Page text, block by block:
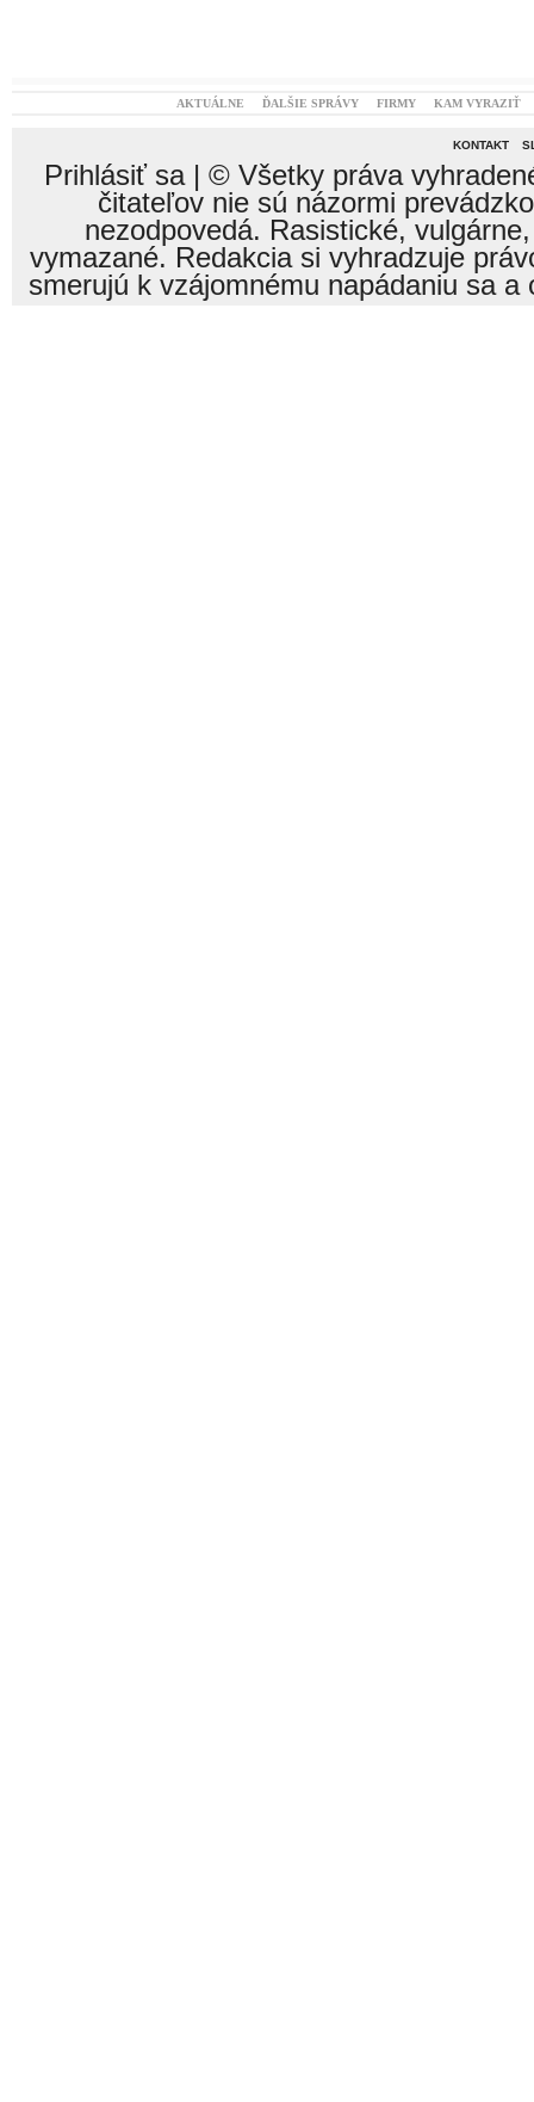
AKTUÁLNE ĎALŠIE SPRÁVY FIRMY KAM VYRAZIŤ
KONTAKT
Prihlásiť sa| © Všetky práva
čitateľov nie sú názormi
nezodpovedá. Rasistické,
vymazané. Redakcia si vyhradzuje
smerujú k vzájomnému napádaniu sa